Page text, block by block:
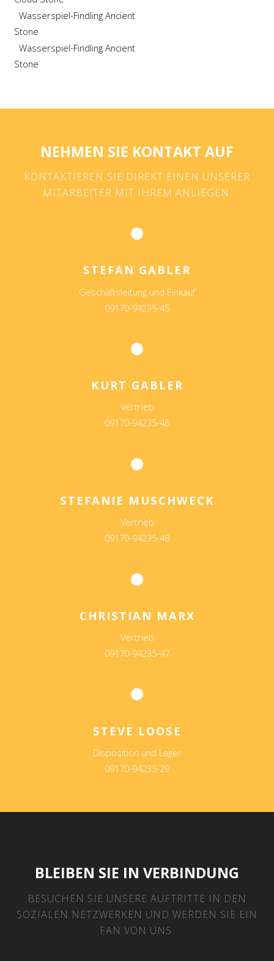
Wasserspiel-Findling Ancient
Stone
Wasserspiel-Findling Ancient
Stone
NEHMEN SIE KONTAKT AUF
KONTAKTIEREN SIE DIREKT EINEN UNSERER
MITARBEITER MIT IHREM ANLIEGEN.
STEFAN GABLER
Geschäftsleitung und Einkauf
09170-94235-45
KURT GABLER
Vertrieb
09170-94235-46
STEFANIE MUSCHWECK
Vertrieb
09170-94235-48
CHRISTIAN MARX
Vertrieb
09170-94235-47
STEVE LOOSE
Disposition und Lager
09170-94235-29
BLEIBEN SIE IN VERBINDUNG
BESUCHEN SIE UNSERE AUFTRITTE IN DEN
SOZIALEN NETZWERKEN UND WERDEN SIE EIN
FAN VON UNS.